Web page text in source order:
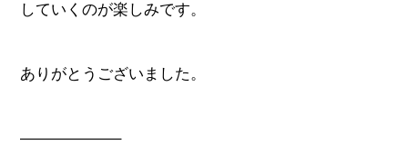
していくのが楽しみです。
ありがとうございました。
——————–